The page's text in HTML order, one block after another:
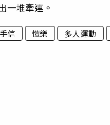
一堆牽連。
信 愷樂 多人運動